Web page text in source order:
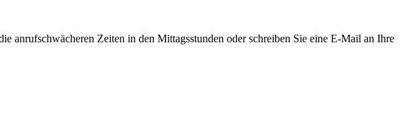
anrufschwächeren Zeiten in den Mittagsstunden oder schreiben Sie eine E-Mail an Ihre